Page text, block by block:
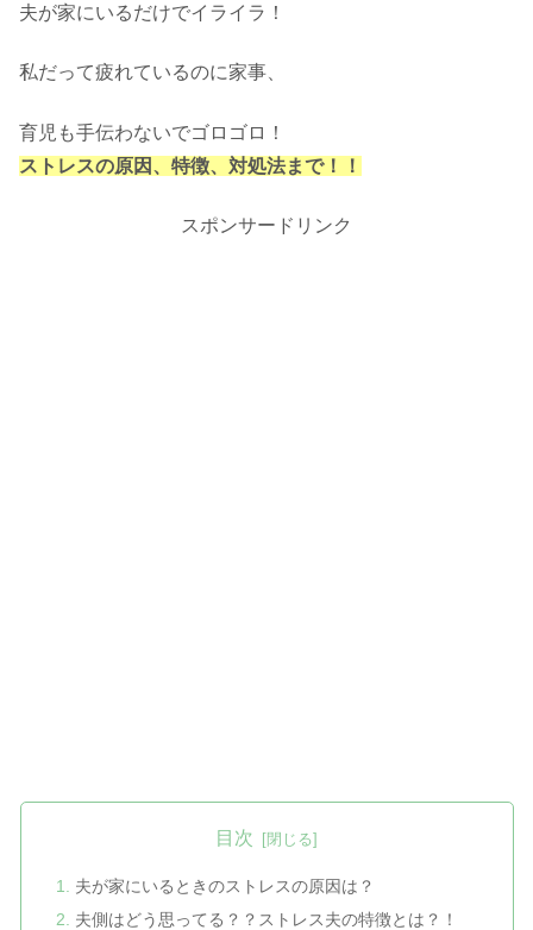
夫が家にいるだけでイライラ！
私だって疲れているのに家事、
育児も手伝わないでゴロゴロ！
ストレスの原因、特徴、対処法まで！！
スポンサードリンク
目次
夫が家にいるときのストレスの原因は？
夫側はどう思ってる？？ストレス夫の特徴とは？！